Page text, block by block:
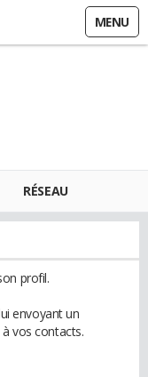
MENU
RÉSEAU
profil.
envoyant un
vos contacts.